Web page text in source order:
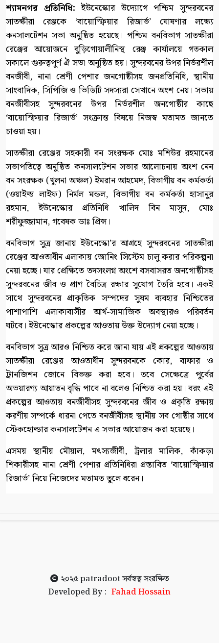
শ্যামনগর প্রতিনিধি: ইউনেস্কোর উদ্যোগে পশ্চিম সুন্দরবনের
সাতক্ষীরা রেঞ্জকে ‘বায়োস্ফিয়ার রিজার্ভ’ ঘোষণার লক্ষ্যে
কনসালটেশন সভা অনুষ্ঠিত হয়েছে। পশ্চিম বনবিভাগ সাতক্ষীরা
রেঞ্জের আয়োজনে বুড়িগোয়ালীনিস্থ রেঞ্জ কার্যালয়ে গতকাল
সকালে গুরুত্বপুর্ণ ঐ সভা অনুষ্ঠিত হয়। সুন্দরবনের উপর নির্ভরশীল
বনজীবী, নানা শ্রেণী পেশার জনগোষ্ঠীসহ জনপ্রতিনিধি, স্থানীয়
সাংবাদিক, সিপিজি ও ভিডিটি সদস্যরা সেখানে অংশ নেয়। সভায়
বনজীবীসহ সুন্দরবনের উপর নির্ভরশীল জনগোষ্ঠীর কাছে
‘বায়োস্ফিয়ার রিজার্ভ’ সংক্রান্ত বিষয়ে নিজস্ব মতামত জানতে
চাওয়া হয়।
সাতক্ষীরা রেঞ্জের সহকারী বন সংরক্ষক মোঃ মশিউর রহমানের
সভাপতিত্বে অনুষ্ঠিত কনসালটেশন সভার আলোচনায় অংশ নেন
বন সংরক্ষক (খুলনা অঞ্চল) ইমরান আহমেদ, বিভাগীয় বন কর্মকর্তা
(ওয়াইল্ড লাইফ) নির্মল মন্ডল, বিভাগীয় বন কর্মকর্তা হাসানুর
রহমান, ইউনেস্কোর প্রতিনিধি খালিদ বিন মাসুদ, মোঃ
শরীফুজ্জামান, গবেষক ডাঃ প্রিন্স।
বনবিভাগ সুত্র জানায় ইউনেস্কো’র আগ্রহে সুন্দরবনের সাতক্ষীরা
রেঞ্জের আওতাধীন এলাকায় জোনিং সিস্টেম চালু করার পরিকল্পনা
নেয়া হচ্ছে। যার প্রেক্ষিতে তদসংলগ্ন অংশে বসবাসরত জনগোষ্ঠীসহ
সুন্দরবনের জীব ও প্রাণ-বৈচিত্র রক্ষার সুযোগ তৈরি হবে। একই
সাথে সুন্দরবনের প্রাকৃতিক সম্পদের সুষম ব্যবহার নিশ্চিতের
পাশাপাশি এলাকাবাসীর আর্থ-সামাজিক অবস্থারও পরিবর্তন
ঘটবে। ইউনেস্কোর প্রকল্পের আওতায় উক্ত উদ্যোগ নেয়া হচ্ছে।
বনবিভাগ সুত্র আরও নিশ্চিত করে জানা যায় এই প্রকল্পের আওতায়
সাতক্ষীরা রেঞ্জের আওতাধীন সুন্দরবনকে কোর, বাফার ও
ট্রানজিশন জোনে বিভক্ত করা হবে। তবে সেক্ষেত্রে পুর্বের
অভয়ারণ্য আয়াতন বৃদ্ধি পাবে না বলেও নিশ্চিত করা হয়। বরং এই
প্রকল্পের আওতায় বনজীবীসহ সুন্দরবনের জীব ও প্রকৃতি রক্ষায়
করণীয় সম্পর্কে ধারনা পেতে বনজীবীসহ স্থানীয় সব গোষ্ঠীর সাথে
স্টেকহোল্ডার কনসালটেশন এ সভার আয়োজন করা হয়েছে।
এসময় স্থানীয় মৌয়াল, মৎস্যজীবী, ট্রলার মালিক, কাঁকড়া
শিকারীসহ নানা শ্রেণী পেশার প্রতিনিধিরা প্রস্তাবিত ‘বায়োস্ফিয়ার
রিজার্ভ’ নিয়ে নিজেদের মতামত তুলে ধরেন।
২০২৫ patradootসর্বস্বত্ব সংরক্ষিত
Developed By : Fahad Hossain